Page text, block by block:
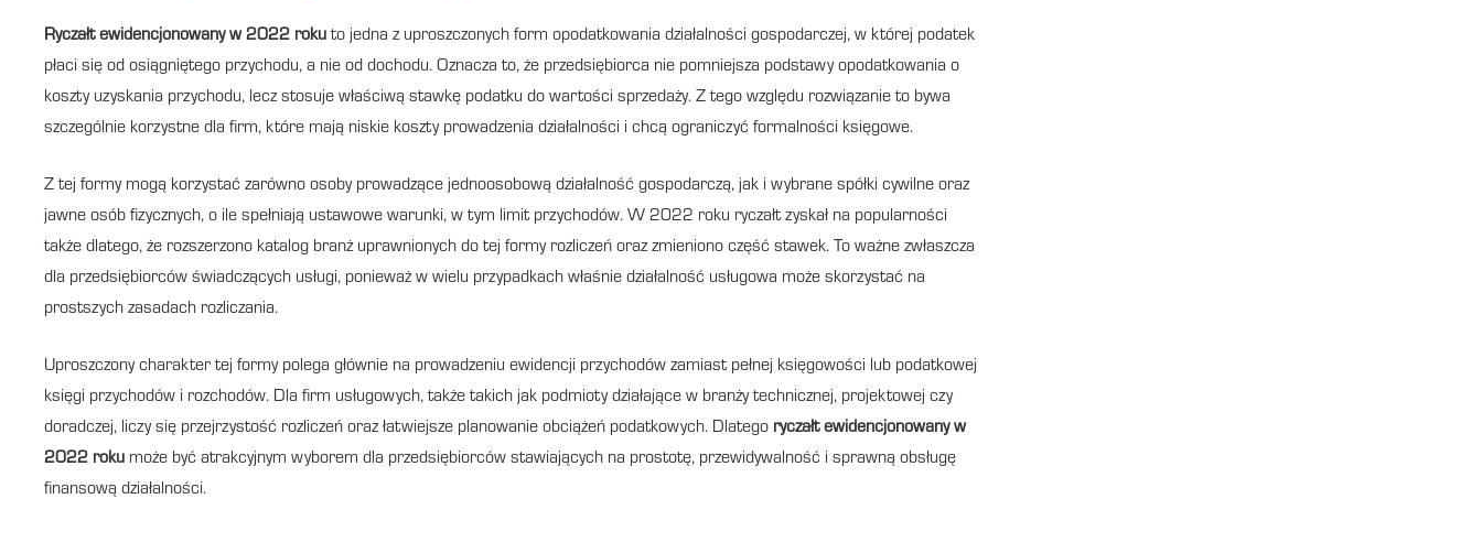
Ryczałt ewidencjonowany w 2022 roku to jedna z uproszczonych form opodatkowania działalności gospodarczej, w której podatek
płaci się od osiągniętego przychodu, a nie od dochodu. Oznacza to, że przedsiębiorca nie pomniejsza podstawy opodatkowania o
koszty uzyskania przychodu, lecz stosuje właściwą stawkę podatku do wartości sprzedaży. Z tego względu rozwiązanie to bywa
szczególnie korzystne dla firm, które mają niskie koszty prowadzenia działalności i chcą ograniczyć formalności księgowe.
Z tej formy mogą korzystać zarówno osoby prowadzące jednoosobową działalność gospodarczą, jak i wybrane spółki cywilne oraz
jawne osób fizycznych, o ile spełniają ustawowe warunki, w tym limit przychodów. W 2022 roku ryczałt zyskał na popularności
także dlatego, że rozszerzono katalog branż uprawnionych do tej formy rozliczeń oraz zmieniono część stawek. To ważne zwłaszcza
dla przedsiębiorców świadczących usługi, ponieważ w wielu przypadkach właśnie działalność usługowa może skorzystać na
prostszych zasadach rozliczania.
Uproszczony charakter tej formy polega głównie na prowadzeniu ewidencji przychodów zamiast pełnej księgowości lub podatkowej
księgi przychodów i rozchodów. Dla firm usługowych, także takich jak podmioty działające w branży technicznej, projektowej czy
doradczej, liczy się przejrzystość rozliczeń oraz łatwiejsze planowanie obciążeń podatkowych. Dlatego ryczałt ewidencjonowany w
2022 roku może być atrakcyjnym wyborem dla przedsiębiorców stawiających na prostotę, przewidywalność i sprawną obsługę
finansową działalności.